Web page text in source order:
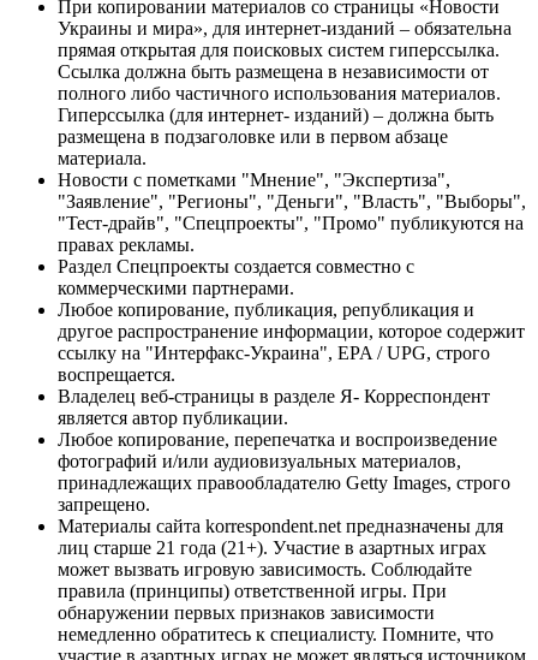
При копировании материалов со страницы «Новости
Украины и мира», для интернет-изданий – обязательна
прямая открытая для поисковых систем гиперссылка.
Ссылка должна быть размещена в независимости от
полного либо частичного использования материалов.
Гиперссылка (для интернет- изданий) – должна быть
размещена в подзаголовке или в первом абзаце
материала.
Новости с пометками "Мнение", "Экспертиза",
"Заявление", "Регионы", "Деньги", "Власть", "Выборы",
"Тест-драйв", "Спецпроекты", "Промо" публикуются на
правах рекламы.
Раздел Спецпроекты создается совместно с
коммерческими партнерами.
Любое копирование, публикация, републикация и
другое распространение информации, которое содержит
ссылку на "Интерфакс-Украина", EPA / UPG, строго
воспрещается.
Владелец веб-страницы в разделе Я- Корреспондент
является автор публикации.
Любое копирование, перепечатка и воспроизведение
фотографий и/или аудиовизуальных материалов,
принадлежащих правообладателю Getty Images, строго
запрещено.
Материалы сайта korrespondent.net предназначены для
лиц старше 21 года (21+). Участие в азартных играх
может вызвать игровую зависимость. Соблюдайте
правила (принципы) ответственной игры. При
обнаружении первых признаков зависимости
немедленно обратитесь к специалисту. Помните, что
участие в азартных играх не может являться источником